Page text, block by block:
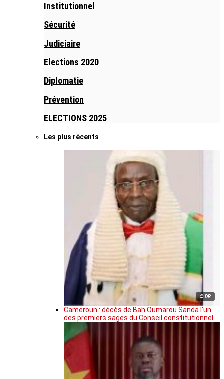
Institutionnel
Sécurité
Judiciaire
Elections 2020
Diplomatie
Prévention
ELECTIONS 2025
Les plus récents
© DR
Cameroun : décès de Bah Oumarou Sanda l’un
des premiers sages du Conseil constitutionnel